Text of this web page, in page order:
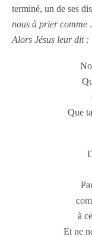
terminé, un de ses
nous à prier comme
Alors Jésus leur dit :
Que
à
Et ne